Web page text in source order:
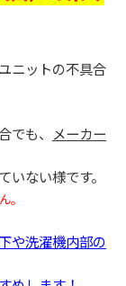
ニットの不具合
も、
メーカー
ない様です。
。
や洗濯機内部の